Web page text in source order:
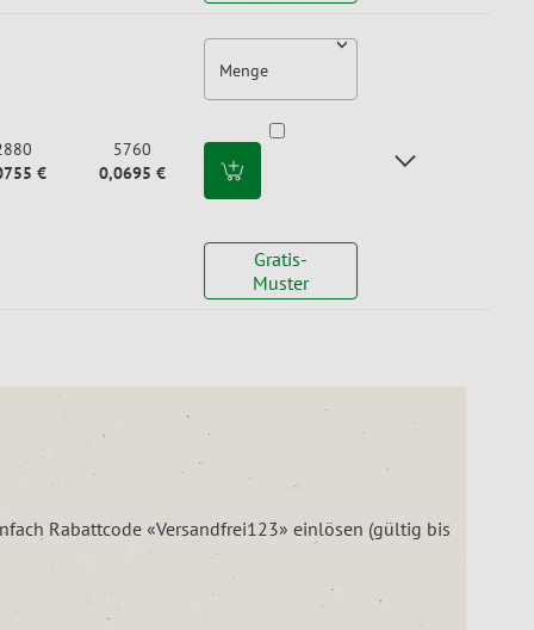
€
5760
0,0695 €
Menge
Gratis-
Muster
Rabattcode «Versandfrei123» einlösen (gültig bis